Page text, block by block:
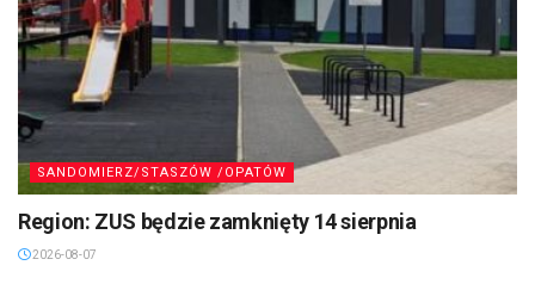
SANDOMIERZ/STASZÓW /OPATÓW
Region: ZUS będzie zamknięty 14 sierpnia
2026-08-07